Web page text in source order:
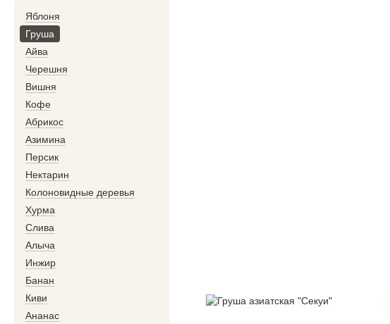
Яблоня
Груша
Айва
Черешня
Вишня
Кофе
Абрикос
Азимина
Персик
Нектарин
Колоновидные деревья
Хурма
Слива
Алыча
Инжир
Банан
Киви
Ананас